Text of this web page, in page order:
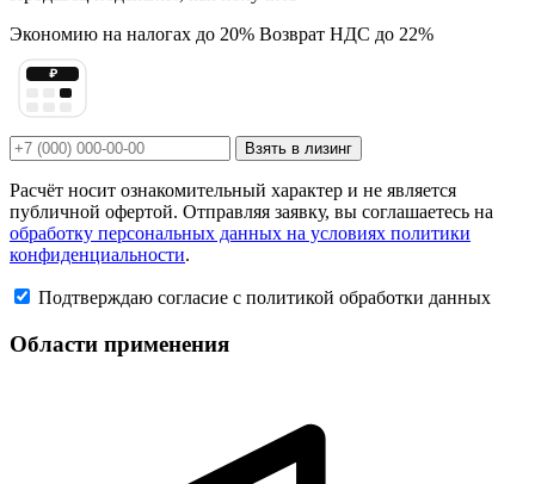
Экономию на налогах до 20% Возврат НДС до 22%
₽
Взять в лизинг
Расчёт носит ознакомительный характер и не является
публичной офертой. Отправляя заявку, вы соглашаетесь на
обработку персональных данных на условиях политики
конфиденциальности.
Подтверждаю согласие с политикой обработки данных
Области применения